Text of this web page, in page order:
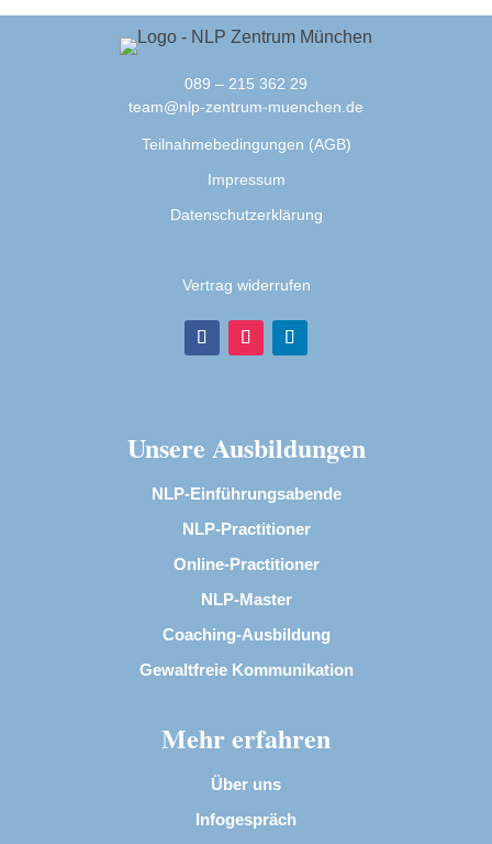
089 – 215 362 29
team@nlp-zentrum-muenchen.de
Teilnahmebedingungen (AGB)
Impressum
Datenschutzerklärung
Vertrag widerrufen
Unsere Ausbildungen
NLP-Einführungsabende
NLP-Practitioner
Online-Practitioner
NLP-Master
Coaching-Ausbildung
Gewaltfreie Kommunikation
Mehr erfahren
Über uns
Infogespräch